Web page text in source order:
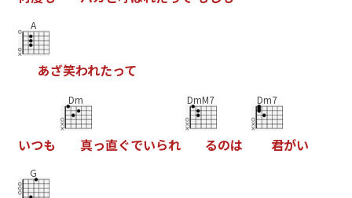
A
あざ笑われたって
いつも
Dm
真っ直ぐでいられ
DmM7
るのは
Dm7
君がい
G